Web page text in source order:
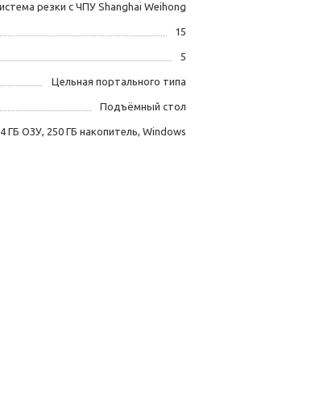
резки с ЧПУ Shanghai Weihong
15
5
Цельная портального типа
Подъёмный стол
4 ГБ ОЗУ, 250 ГБ накопитель, Windows